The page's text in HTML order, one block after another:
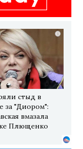
i
стыд в
за "Диором":
вмазала
Плющенко